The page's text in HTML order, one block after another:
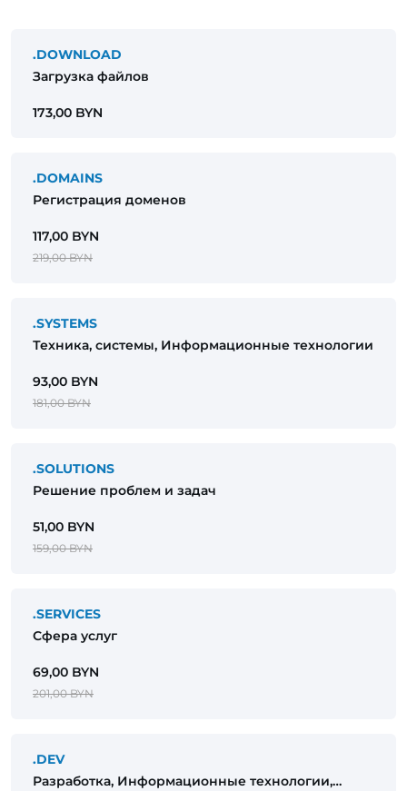
.DOWNLOAD
Загрузка файлов
173,00 BYN
.DOMAINS
Регистрация доменов
117,00 BYN
219,00 BYN
.SYSTEMS
Техника, системы, Информационные технологии
93,00 BYN
181,00 BYN
.SOLUTIONS
Решение проблем и задач
51,00 BYN
159,00 BYN
.SERVICES
Сфера услуг
69,00 BYN
201,00 BYN
.DEV
Разработка, Информационные технологии,